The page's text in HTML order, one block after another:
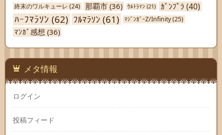
終末のワルキューレ (24) 那覇市 (36) ｳﾙﾄﾗﾏﾝ (21) ｶﾞﾝﾌﾟﾗ (40)
ﾊｰﾌﾏﾗｿﾝ (62) ﾌﾙﾏﾗｿﾝ (61) ﾏｼﾞﾝｶﾞｰZ/Infinity(25)
ﾏﾝｶﾞ感想 (36)
メタ情報
ログイン
投稿フィード